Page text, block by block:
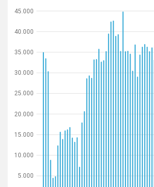
5.000
10.000
15.000
20.000
25.000
30.000
35.000
40.000
45.000